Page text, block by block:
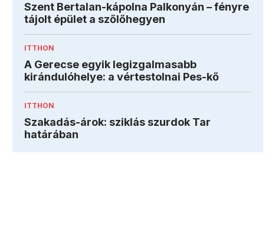
Szent Bertalan-kápolna Palkonyán – fényre
tájolt épület a szőlőhegyen
ITTHON
A Gerecse egyik legizgalmasabb
kirándulóhelye: a vértestolnai Pes-kő
ITTHON
Szakadás-árok: sziklás szurdok Tar
határában